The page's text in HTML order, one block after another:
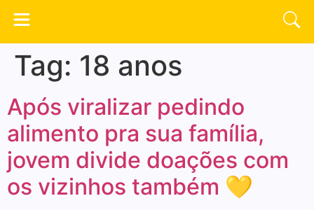
Tag: 18 anos
Após viralizar pedindo
alimento pra sua família,
jovem divide doações com
os vizinhos também 💛